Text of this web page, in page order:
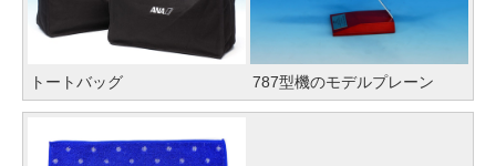
トートバッグ 787型機のモデルプレーン